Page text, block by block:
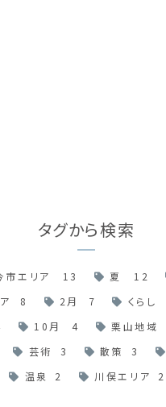
タグから検索
市エリア 13 夏 12
8 2月 7 くらし
10月 4 栗山地域
芸術 3 散策 3
温泉 2 川俣エリア 2